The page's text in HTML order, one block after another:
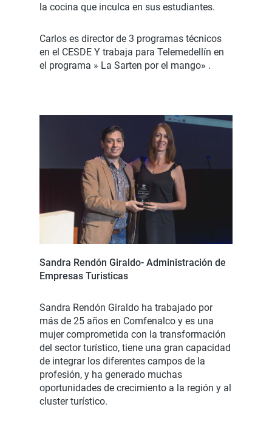
la cocina que inculca en sus estudiantes.
Carlos es director de 3 programas técnicos
en el CESDE Y trabaja para Telemedellín en
el programa » La Sarten por el mango» .
Sandra Rendón Giraldo- Administración de
Empresas Turisticas
Sandra Rendón Giraldo ha trabajado por
más de 25 años en Comfenalco y es una
mujer comprometida con la transformación
del sector turístico, tiene una gran capacidad
de integrar los diferentes campos de la
profesión, y ha generado muchas
oportunidades de crecimiento a la región y al
cluster turístico.